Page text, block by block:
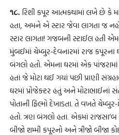
૧૮. રિશી કપૂર આત્મકથામાં લખે છે કે
હતા, અમને એ સ્ટાર જેવા લાગતા જ
સ્ટાર લાગતા! ગજબની સ્ટાઈલ હતી
મુંબઈમાં ચેમ્બુર-દેવનારમાં રાજ કપૂરના
બંગલો હતો. એમના ઘરમાં એક
હતાં જે મોટા થઈ ગયાં પછી પ્રાણી
ઘરમાં પ્રોજેક્ટર હતું અને મોટાભાઈનાં
પોતાની ફિલ્મો દેખાડતા. તે વખતે
હતો. ત્રણ બંગલો હતા. એકમાં
બીજો શમ્મી કપૂરનો અને ત્રીજો બીજા